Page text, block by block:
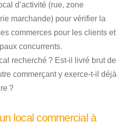
d’activité (rue, zone
marchande) pour vérifier la
commerces pour les clients et
concurrents.
recherché ? Est-il livré brut de
commerçant y exerce-t-il déjà
?
local commercial à